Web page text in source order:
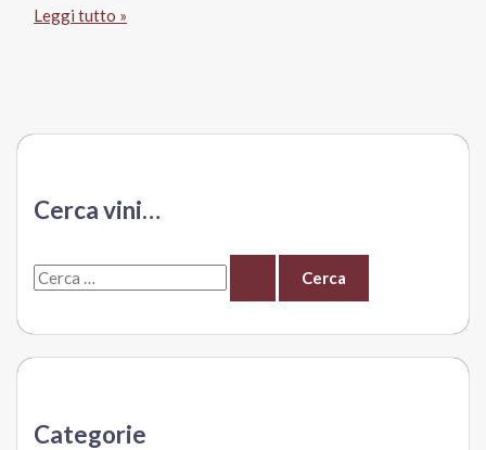
Rosso
Leggi tutto »
Cerca vini…
C
r
:Categorie